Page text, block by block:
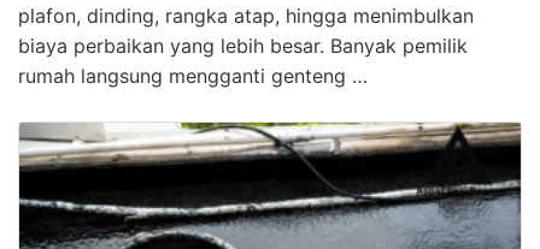
plafon, dinding, rangka atap, hingga menimbulkan
biaya perbaikan yang lebih besar. Banyak pemilik
rumah langsung mengganti genteng …